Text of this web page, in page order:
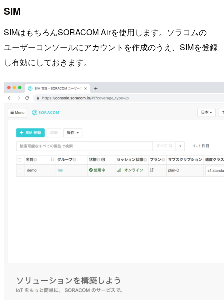
SIM
SIMはもちろんSORACOM Airを使用します。ソラコムの
ユーザーコンソールにアカウントを作成のうえ、SIMを登録
し有効にしておきます。